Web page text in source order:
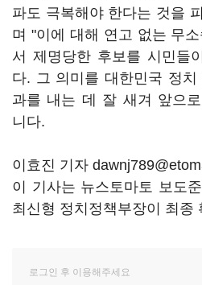
파도 극복해야 한다는 것을
며 "이에 대해 연고 없는 무
서 제명당한 후보를 시민들
다. 그 의미를 대한민국 정
과를 내는 데 잘 새겨 앞으
니다.
이효진 기자
이 기사는 뉴스토마토 보도
최신형 정치정책부장이 최종